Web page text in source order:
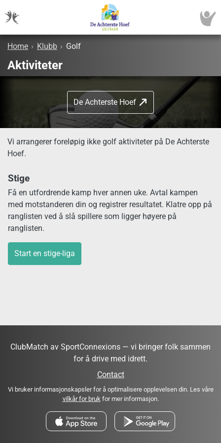
Home › Klubb › Golf
Aktiviteter
De Achterste Hoef
Vi arrangerer foreløpig ikke golf aktiviteter på De Achterste
Hoef.
Stige
Få en utfordrende kamp hver annen uke. Avtal kampen
med motstanderen din og registrer resultatet. Klatre opp på
ranglisten ved å slå spillere som ligger høyere på
ranglisten.
Start en stige-liga
ClubMatch av SportConnexions — vi bringer folk sammen
for å drive med idrett.
Contact
Vi bruker informasjonskapsler for å optimalisere opplevelsen din. Les våre
vilkår for brukfor mer informasjon.